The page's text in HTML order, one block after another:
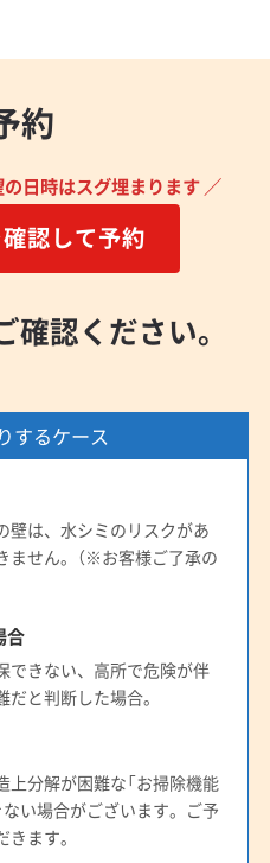
郡早島町
) 備前市
) 安来市
根県) 隠岐郡海士町
県) 隠岐郡知夫村
市
(島根県) 江津市
市
(島根県) 仁多郡奥出雲町
) 邑智郡美郷町
) 安芸郡海田町
) 安芸高田市
) 広島市安佐南区
島市南区
原市
(広島県) 三次市
島県) 山県郡北広島町
神石高原町
県) 大竹市
(広島県) 竹原市
日市市
(広島県) 尾道市
市
約
日時はスグ埋まります ／
認して予約
認ください。
するケース
壁は、水シミのリスクがあ
ません。（※お客様ご了承の
合
できない、高所で危険が伴
と判断した場合。
分解が困難な「お掃除機能
い場合がございます。ご予
ます。